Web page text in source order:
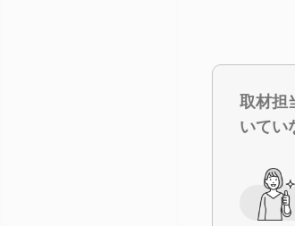
取材担
いてい